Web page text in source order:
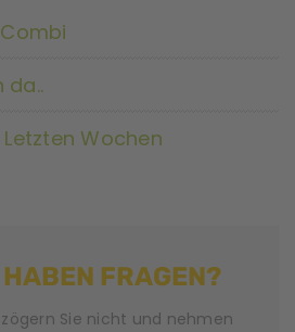
da..
Wochen
FRAGEN?
Sie nicht und nehmen